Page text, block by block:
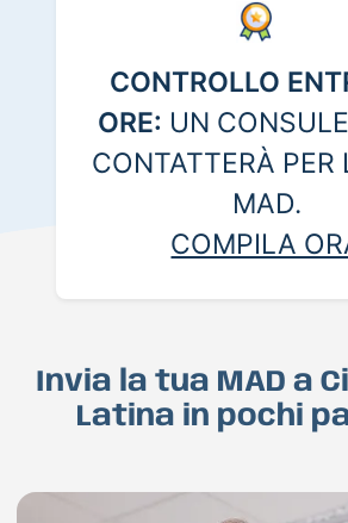
CONTROLLO
ORE: UN
CONTATTERÀ PER
MAD.
COMPILA
Invia la tua MAD a
Latina in pochi